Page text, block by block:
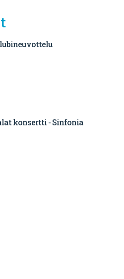
konsertti - Sinfonia